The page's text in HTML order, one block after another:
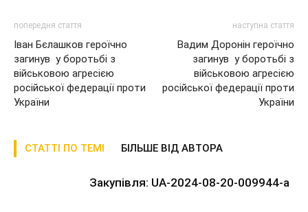
попередня стаття
Іван Бєлашков героїчно
загинув у боротьбі з
військовою агресією
російської федерації проти
України
наступна стаття
Вадим Доронін героїчно
загинув у боротьбі з
військовою агресією
російської федерації проти
України
СТАТТІ ПО ТЕМІ БІЛЬШЕ ВІД АВТОРА
Закупівля: UA-2024-08-20-009944-a